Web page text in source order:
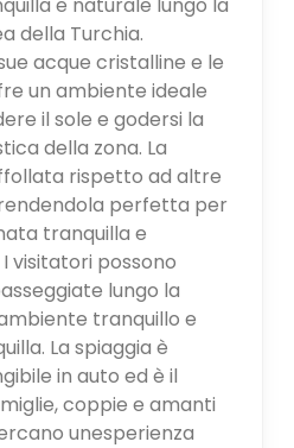
della Turchia.
acque cristalline e le
un ambiente ideale
il sole e godersi la
della zona. La
rispetto ad altre
perfetta per
tranquilla e
visitatori possono
lungo la
tranquillo e
La spiaggia è
in auto ed è il
coppie e amanti
unesperienza